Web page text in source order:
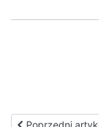
Poprzedni